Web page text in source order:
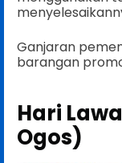
Ganjaran
barangan
Hari
Ogos)